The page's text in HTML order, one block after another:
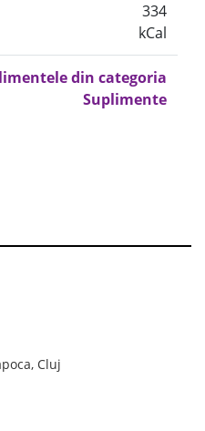
334
kCal
din categoria
Suplimente
Cluj